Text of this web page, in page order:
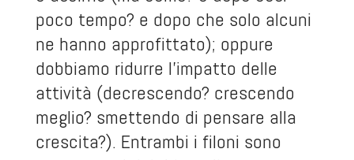
poco tempo? e dopo che solo alcuni
ne hanno approfittato); oppure
dobbiamo ridurre l’impatto delle
attività (decrescendo? crescendo
meglio? smettendo di pensare alla
crescita?). Entrambi i filoni sono